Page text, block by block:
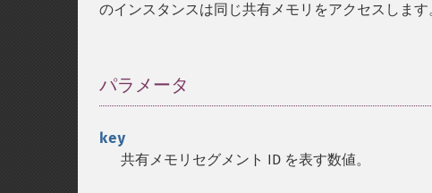
のインスタンスは同じ共有メモリをアクセスします
パラメータ
key
共有メモリセグメント ID を表す数値。